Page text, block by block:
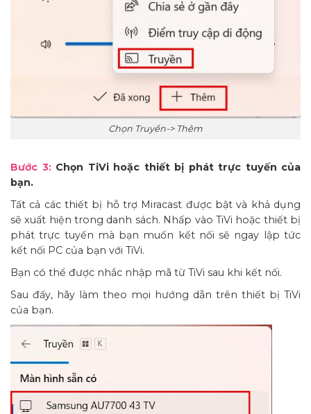
Chọn Truyền-> Thêm
Bước 3:Chọn TiVi hoặc thiết bị phát trực tuyến của
bạn.
Tất cả các thiết bị hỗ trợ Miracast được bật và khả dụng
sẽ xuất hiện trong danh sách. Nhấp vào TiVi hoặc thiết bị
phát trực tuyến mà bạn muốn kết nối sẽ ngay lập tức
kết nối PC của bạn với TiVi.
Bạn có thể được nhắc nhập mã từ TiVi sau khi kết nối.
Sau đấy, hãy làm theo mọi hướng dẫn trên thiết bị TiVi
của bạn.